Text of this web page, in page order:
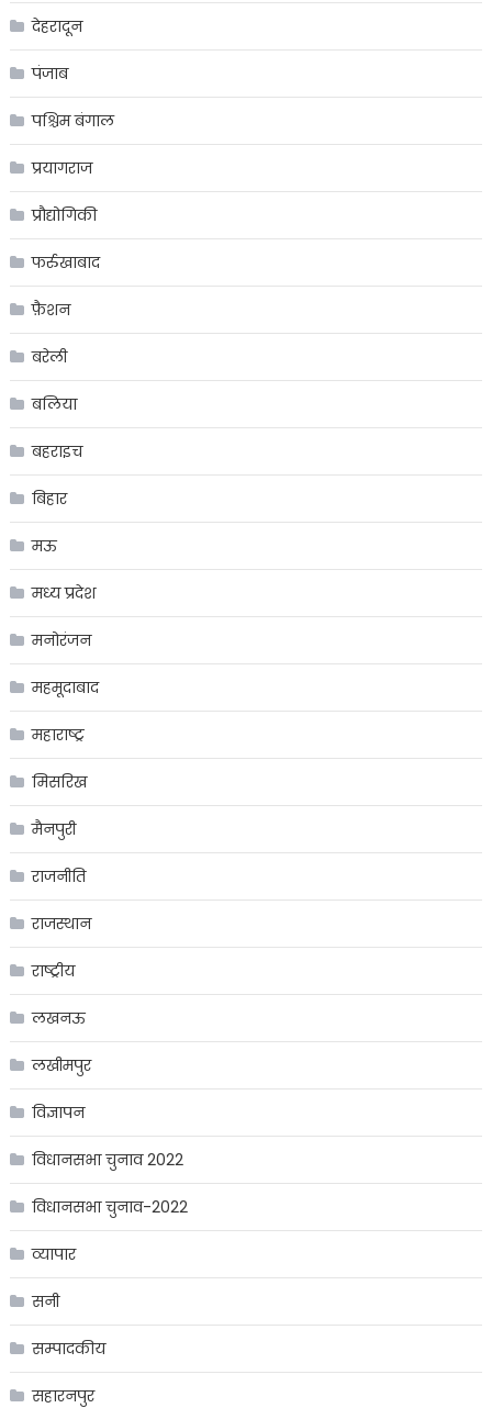
देहरादून
पंजाब
पश्चिम बंगाल
प्रयागराज
प्रौद्योगिकी
फर्रुखाबाद
फ़ैशन
बरेली
बलिया
बहराइच
बिहार
मऊ
मध्य प्रदेश
मनोरंजन
महमूदाबाद
महाराष्ट्र
मिसरिख
मैनपुरी
राजनीति
राजस्थान
राष्ट्रीय
लखनऊ
लखीमपुर
विज्ञापन
विधानसभा चुनाव 2022
विधानसभा चुनाव-2022
व्यापार
सनी
सम्पादकीय
सहारनपुर